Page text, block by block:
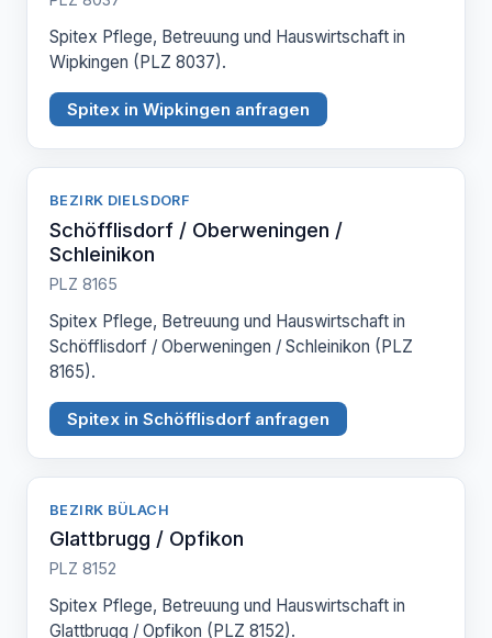
Spitex Pflege, Betreuung und Hauswirtschaft in
Wipkingen (PLZ 8037).
Spitex in Wipkingen anfragen
BEZIRK DIELSDORF
Schöfflisdorf / Oberweningen /
Schleinikon
PLZ 8165
Spitex Pflege, Betreuung und Hauswirtschaft in
Schöfflisdorf / Oberweningen / Schleinikon (PLZ
8165).
Spitex in Schöfflisdorf anfragen
BEZIRK BÜLACH
Glattbrugg / Opfikon
PLZ 8152
Spitex Pflege, Betreuung und Hauswirtschaft in
Glattbrugg / Opfikon (PLZ 8152).